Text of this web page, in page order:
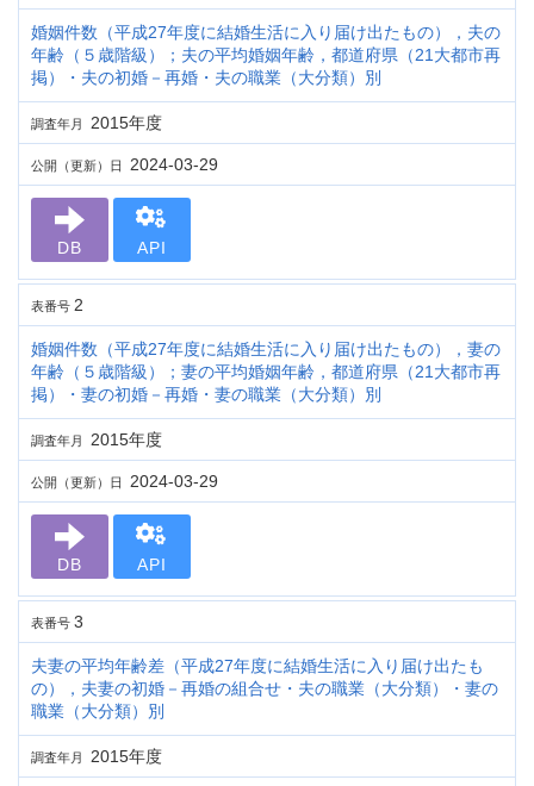
婚姻件数（平成27年度に結婚生活に入り届け出たもの），夫の
年齢（５歳階級）；夫の平均婚姻年齢，都道府県（21大都市再
掲）・夫の初婚－再婚・夫の職業（大分類）別
調査年月 2015年度
公開（更新）日 2024-03-29
DB API
表番号 2
婚姻件数（平成27年度に結婚生活に入り届け出たもの），妻の
年齢（５歳階級）；妻の平均婚姻年齢，都道府県（21大都市再
掲）・妻の初婚－再婚・妻の職業（大分類）別
調査年月 2015年度
公開（更新）日 2024-03-29
DB API
表番号 3
夫妻の平均年齢差（平成27年度に結婚生活に入り届け出たも
の），夫妻の初婚－再婚の組合せ・夫の職業（大分類）・妻の
職業（大分類）別
調査年月 2015年度